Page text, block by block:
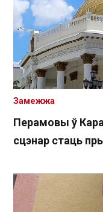
Перамовы ў
сцэнар стаць
Замежжа